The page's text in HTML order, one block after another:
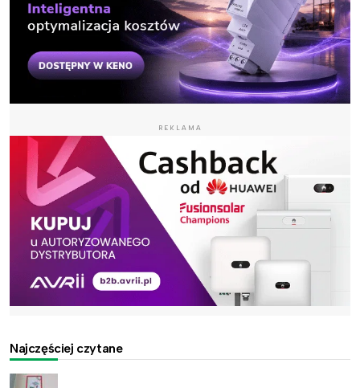
REKLAMA
Najczęściej czytane